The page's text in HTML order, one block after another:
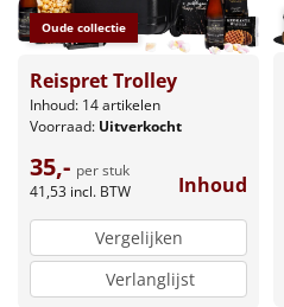
Oude collectie
Reispret Trolley
Inhoud: 14 artikelen
Voorraad: Uitverkocht
35,- per stuk
41,53 incl. BTW Inhoud
Vergelijken
Verlanglijst